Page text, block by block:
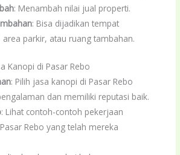
: Menambah nilai jual properti.
: Bisa dijadikan tempat
area parkir, atau ruang tambahan.
Kanopi di Pasar Rebo
: Pilih jasa kanopi di Pasar Rebo
dan memiliki reputasi baik.
: Lihat contoh-contoh pekerjaan
Rebo yang telah mereka